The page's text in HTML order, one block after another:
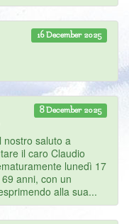
16 December 2025
8 December 2025
nostro saluto a
il caro Claudio
lunedì 17
anni, con un
alla sua...